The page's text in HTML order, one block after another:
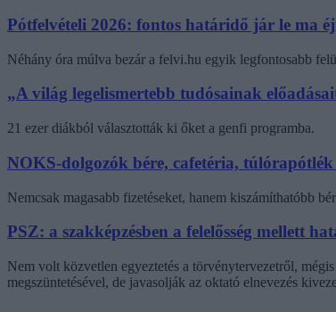
Pótfelvételi 2026: fontos határidő jár le ma
Néhány óra múlva bezár a felvi.hu egyik legfontosabb
„A világ legelismertebb tudósainak
21 ezer diákból választották ki őket a genfi programba.
NOKS-dolgozók bére, cafetéria, túlórapótlék
Nemcsak magasabb fizetéseket, hanem kiszámíthatóbb
PSZ: a szakképzésben a felelősség mellett
Nem volt közvetlen egyeztetés a törvénytervezetről,
megszüntetésével, de javasolják az oktató elnevezés